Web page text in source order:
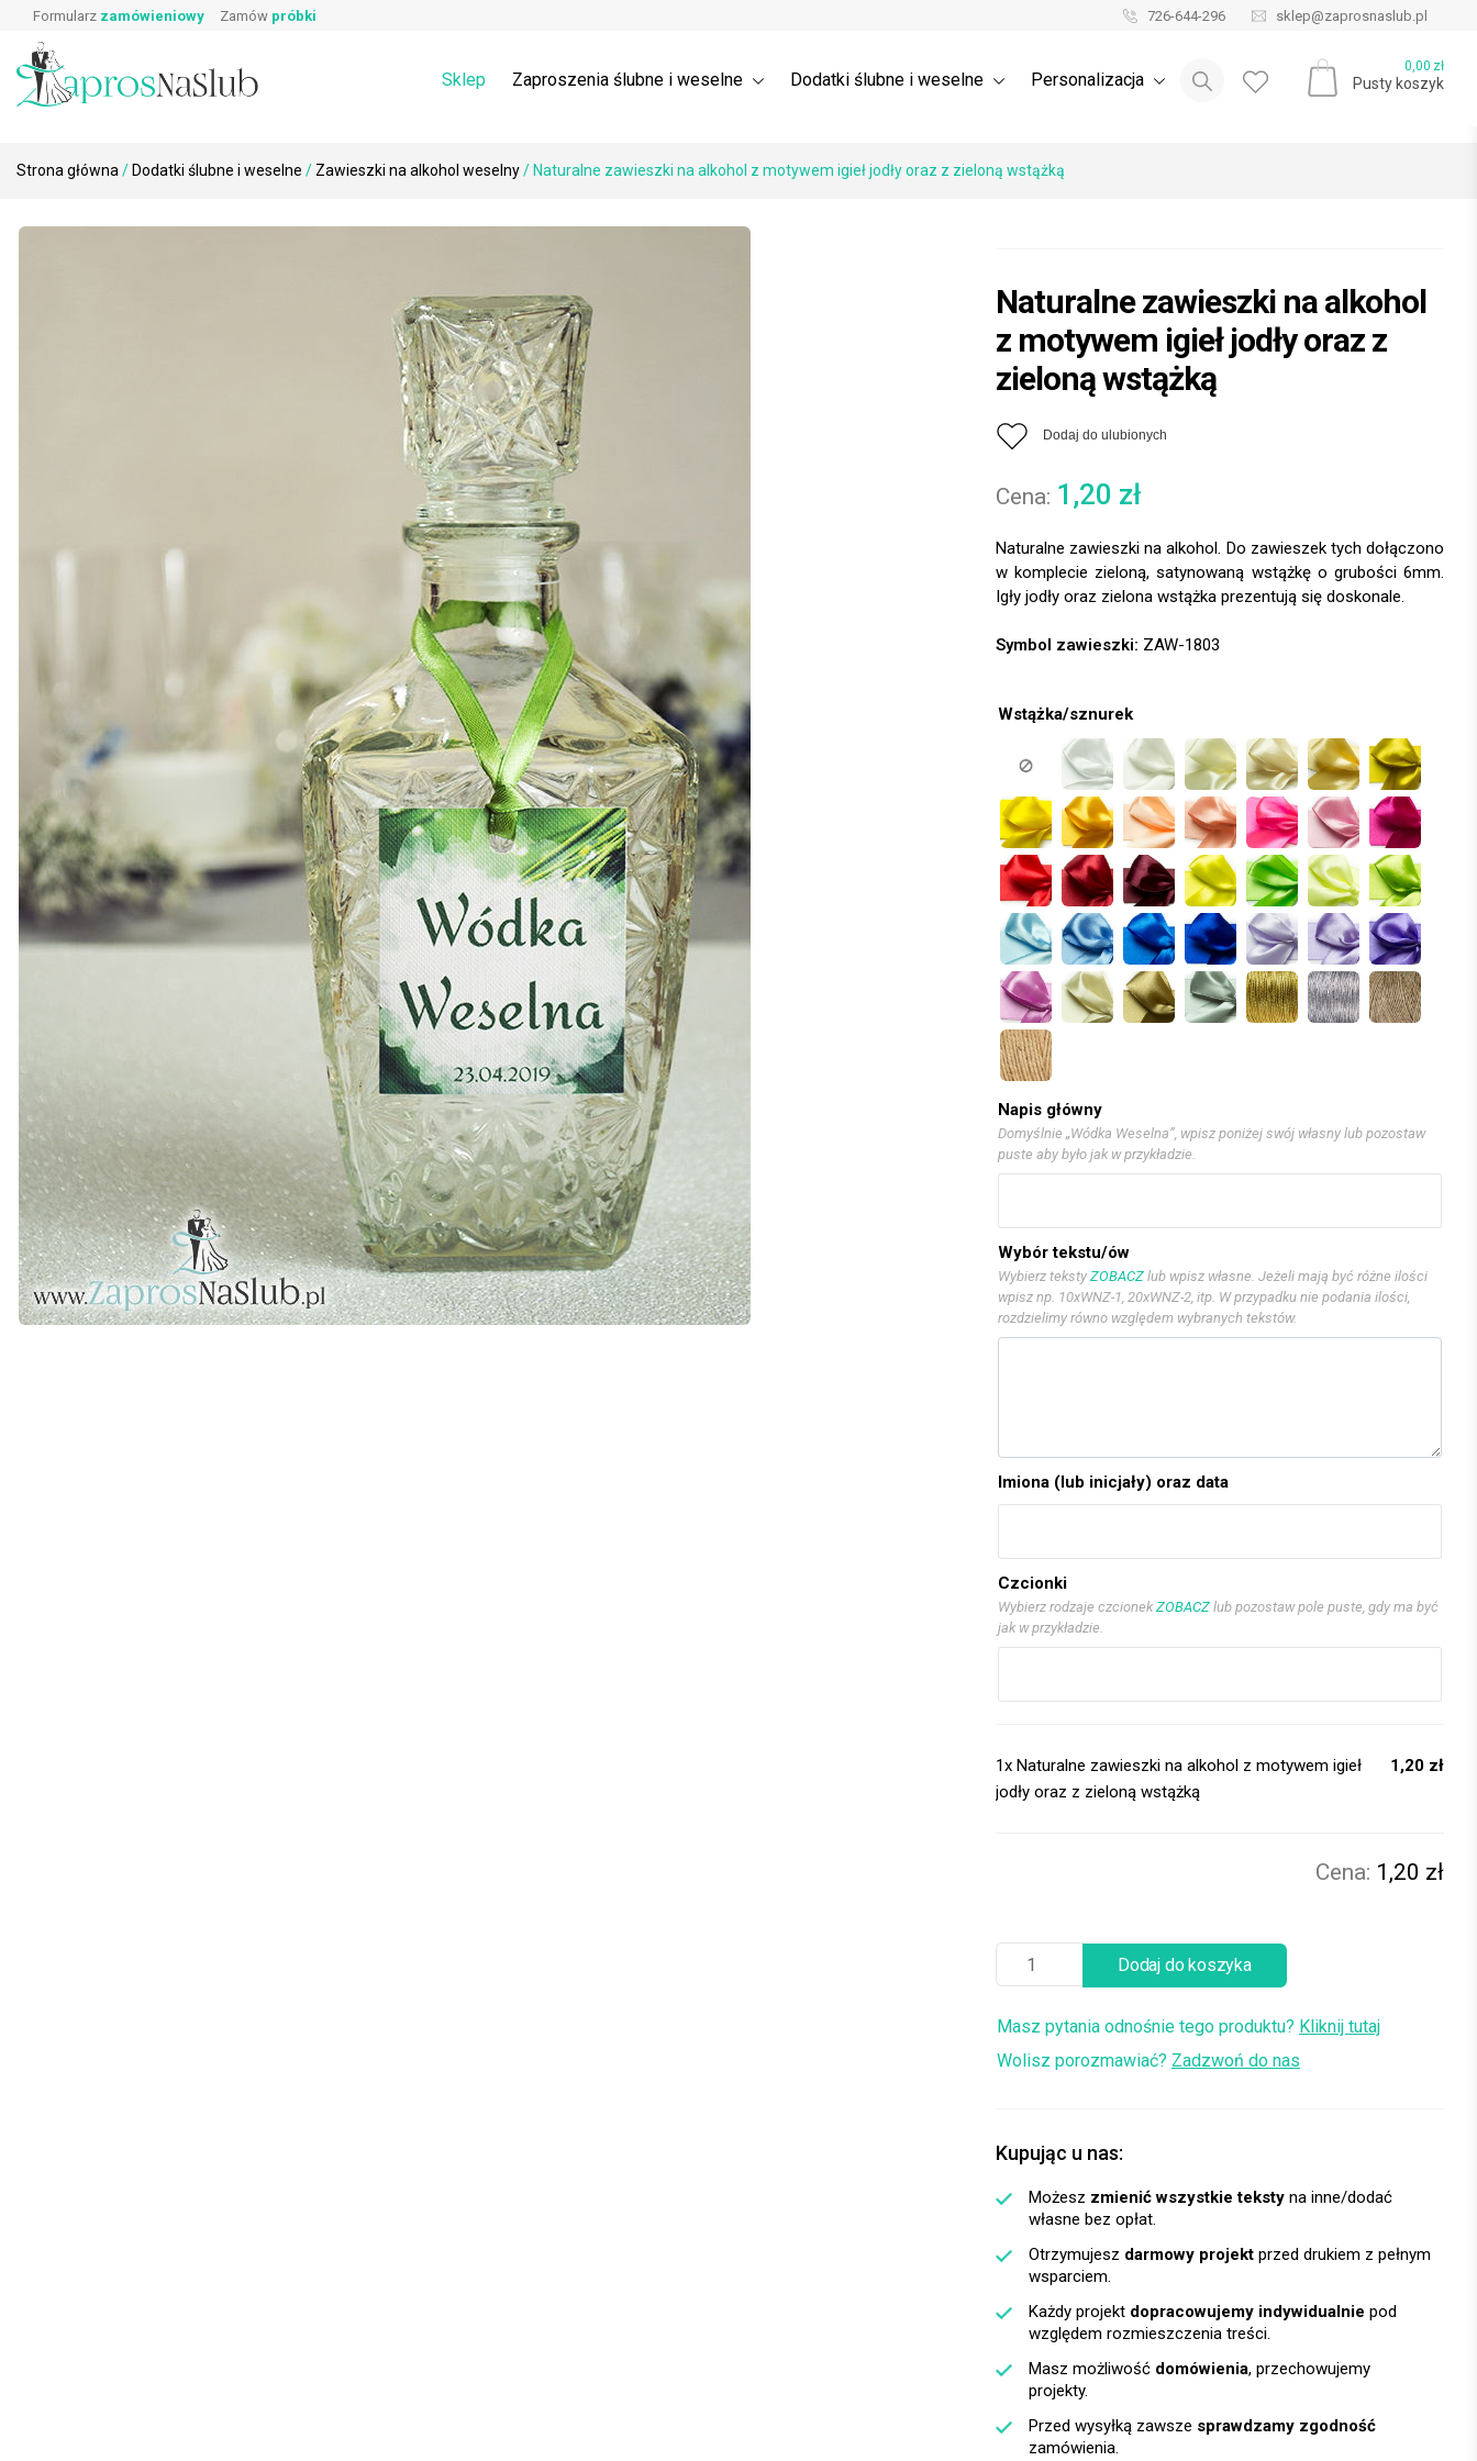
content
Formularz zamówieniowy Zamów próbki 726-644-296 sklep@zaprosnaslub.pl
Sklep Zaproszenia ślubne i weselne Dodatki ślubne i weselne Personalizacja
0,00 zł
Pusty koszyk
Prawa i obowiązki gościa weselnego
Dodatki ślubne i weselne na stół →
Wierszyki o prezentach
Rebusy ślubne do zaproszeń
Blog ślubny
Wpisz produkt, którego szukasz:
Strona główna / Dodatki ślubne i weselne / Zawieszki na alkohol weselny/ Naturalne zawieszki na alkohol z motywem igieł jodły oraz z zieloną wstążką
Naturalne zawieszki na alkohol
z motywem igieł jodły oraz z
zieloną wstążką
Dodaj do ulubionych
1,20 zł
Naturalne zawieszki na alkohol. Do zawieszek tych dołączono
w komplecie zieloną, satynowaną wstążkę o grubości 6mm.
Igły jodły oraz zielona wstążka prezentują się doskonale.
Symbol zawieszki: ZAW-1803
Wstążka/sznurek
Napis główny
Domyślnie „Wódka Weselna”, wpisz poniżej swój własny lub pozostaw
puste aby było jak w przykładzie.
Wybór tekstu/ów
Wybierz teksty ZOBACZ lub wpisz własne. Jeżeli mają być różne ilości
wpisz np. 10xWNZ-1, 20xWNZ-2, itp. W przypadku nie podania ilości,
rozdzielimy równo względem wybranych tekstów.
Imiona (lub inicjały) oraz data
Czcionki
Wybierz rodzaje czcionek ZOBACZ lub pozostaw pole puste, gdy ma być
jak w przykładzie.
1x Naturalne zawieszki na alkohol z motywem igieł
jodły oraz z zieloną wstążką
1,20 zł
1,20 zł
Dodaj do koszyka
Masz pytania odnośnie tego produktu? Kliknij tutaj
Wolisz porozmawiać? Zadzwoń do nas
Kupując u nas:
Możesz zmienić wszystkie teksty na inne/dodać
własne bez opłat.
Otrzymujesz darmowy projekt przed drukiem z pełnym
wsparciem.
Każdy projekt dopracowujemy indywidualnie pod
względem rozmieszczenia treści.
Masz możliwość domówienia, przechowujemy
projekty.
Przed wysyłką zawsze sprawdzamy zgodność
zamówienia.